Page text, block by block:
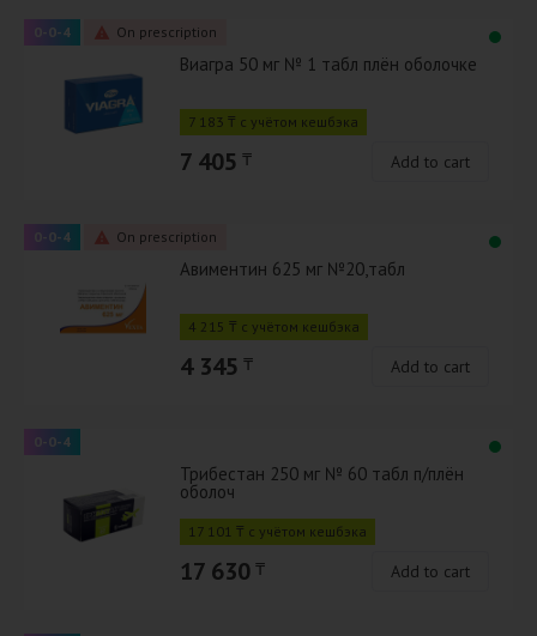
0-0-4 On prescription
Виагра 50 мг № 1 табл плён оболочке
7 183 ₸ с учётом кешбэка
7 405 ₸ Add to cart
0-0-4 On prescription
Авиментин 625 мг №20,табл
4 215 ₸ с учётом кешбэка
4 345 ₸ Add to cart
0-0-4
Трибестан 250 мг № 60 табл п/плён
оболоч
17 101 ₸ с учётом кешбэка
17 630 ₸ Add to cart